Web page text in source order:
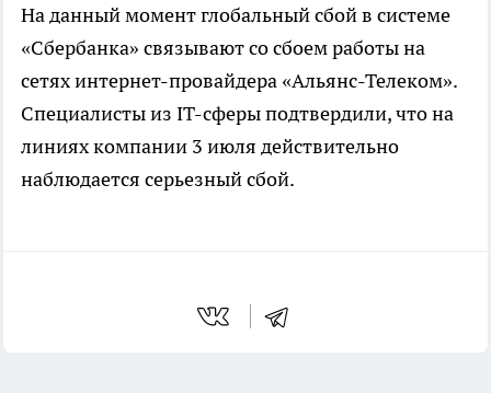
На данный момент глобальный сбой в системе
«Сбербанка» связывают со сбоем работы на
сетях интернет-провайдера «Альянс-Телеком».
Специалисты из IT-сферы подтвердили, что на
линиях компании 3 июля действительно
наблюдается серьезный сбой.